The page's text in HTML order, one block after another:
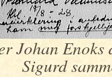
Johan
Sigurd